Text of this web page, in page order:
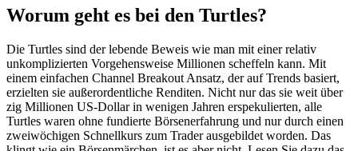
Worum geht es bei den Turtles?
Die Turtles sind der lebende Beweis wie man mit einer relativ
unkomplizierten Vorgehensweise Millionen scheffeln kann. Mit
einem einfachen Channel Breakout Ansatz, der auf Trends basiert,
erzielten sie außerordentliche Renditen. Nicht nur das sie weit über
zig Millionen US-Dollar in wenigen Jahren erspekulierten, alle
Turtles waren ohne fundierte Börsenerfahrung und nur durch einen
zweiwöchigen Schnellkurs zum Trader ausgebildet worden. Das